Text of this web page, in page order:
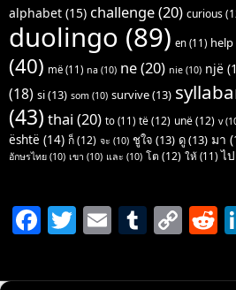
alphabet (15) challenge(20) curious
duolingo (89) en (11) help
(40) më (11) na (10) ne(20) nie (10) një
(18) si(13) som (10) survive(13)
(43) thai (20) to (11) të(12) unë(12) v
është (14) ก็(12) จะ (10) ชูใจ (13) ดู(13) มา
อักษรไทย (10) เขา (10) และ (10) โต (12) ให้ (11) ไป
F
c
T
itt
E
ai
T
m
C
p
R
d